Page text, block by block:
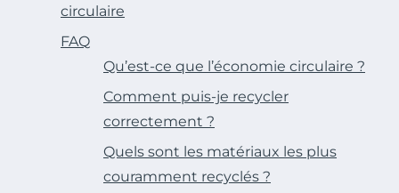
circulaire
FAQ
Qu’est-ce que l’économie circulaire ?
Comment puis-je recycler
correctement ?
Quels sont les matériaux les plus
couramment recyclés ?